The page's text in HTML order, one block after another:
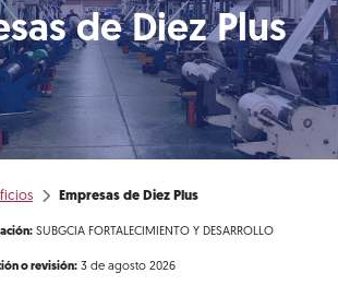
de Diez Plus
Empresas de Diez Plus
SUBGCIA FORTALECIMIENTO Y DESARROLLO
o revisión: 3 de agosto 2026